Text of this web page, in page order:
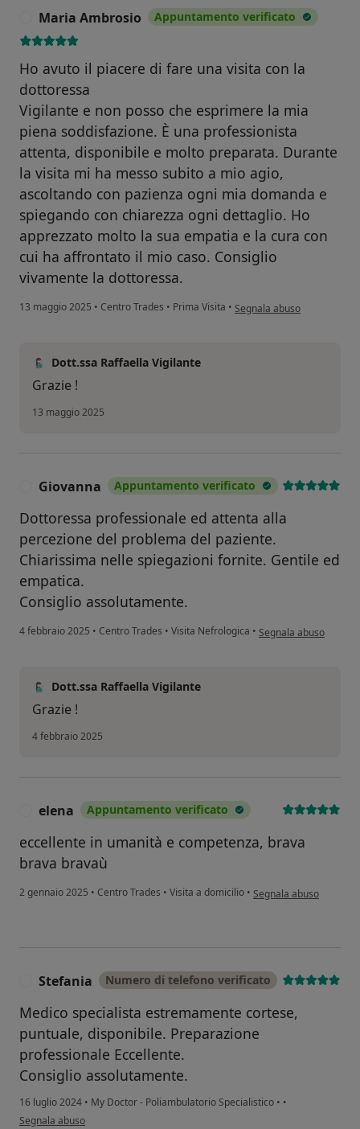
Maria Ambrosio Appuntamento verificato
Ho avuto il piacere di fare una visita con la
dottoressa
Vigilante e non posso che esprimere la mia
piena soddisfazione. È una professionista
attenta, disponibile e molto preparata. Durante
la visita mi ha messo subito a mio agio,
ascoltando con pazienza ogni mia domanda e
spiegando con chiarezza ogni dettaglio. Ho
apprezzato molto la sua empatia e la cura con
cui ha affrontato il mio caso. Consiglio
vivamente la dottoressa.
13 maggio 2025 • Centro Trades • Prima Visita • secondo l'opinione
Segnala abuso
Dott.ssa Raffaella Vigilante
Grazie !
13 maggio 2025
Giovanna Appuntamento verificato
Dottoressa professionale ed attenta alla
percezione del problema del paziente.
Chiarissima nelle spiegazioni fornite. Gentile ed
empatica.
Consiglio assolutamente.
4 febbraio 2025 • Centro Trades • Visita Nefrologica • secondo l'opinione
Segnala abuso
Dott.ssa Raffaella Vigilante
Grazie !
4 febbraio 2025
elena Appuntamento verificato
eccellente in umanità e competenza, brava
brava bravaù
2 gennaio 2025 • Centro Trades • Visita a domicilio • secondo l'opinione
Segnala abuso
Stefania Numero di telefono verificato
Medico specialista estremamente cortese,
puntuale, disponibile. Preparazione
professionale Eccellente.
Consiglio assolutamente.
16 luglio 2024 • My Doctor - Poliambulatorio Specialistico • •
secondo l'opinione dell'utente Stefania
Segnala abuso